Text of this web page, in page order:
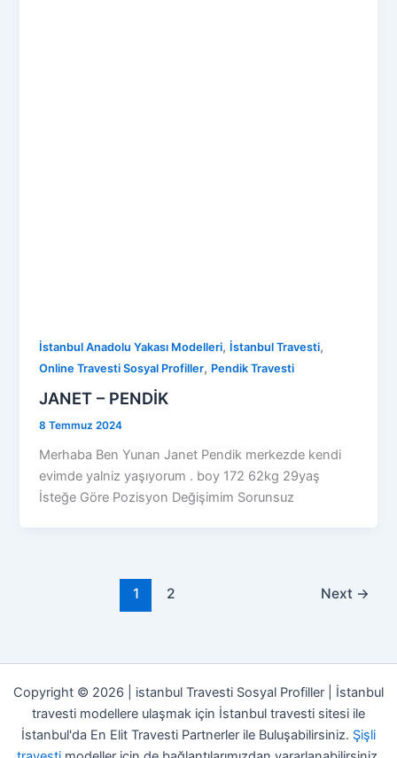
İstanbul Anadolu Yakası Modelleri, İstanbul Travesti,
Online Travesti Sosyal Profiller, Pendik Travesti
JANET – PENDİK
8 Temmuz 2024
Merhaba Ben Yunan Janet Pendik merkezde kendi
evimde yalniz yaşıyorum . boy 172 62kg 29yaş
İsteğe Göre Pozisyon Değişimim Sorunsuz
1 2 Next →
Copyright © 2026 | istanbul Travesti Sosyal Profiller | İstanbul
travesti modellere ulaşmak için İstanbul travesti sitesi ile
İstanbul'da En Elit Travesti Partnerler ile Buluşabilirsiniz. Şişli